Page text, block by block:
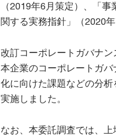
（2019年6月策定）、「
関する実務指針」（2020
改訂コーポレートガバナ
本企業のコーポレートガ
化に向けた課題などの分
実施しました。
なお、本委託調査では、